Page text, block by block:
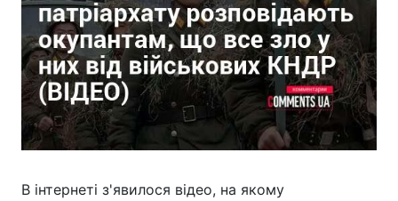
В інтернеті з'явилося відео, на якому